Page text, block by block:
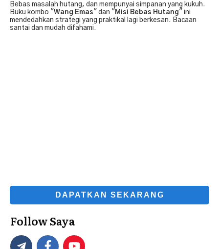
Bebas masalah hutang, dan mempunyai simpanan yang kukuh.
Buku kombo "Wang Emas" dan " Misi Bebas Hutang" ini
mendedahkan strategi yang praktikal lagi berkesan. Bacaan
santai dan mudah difahami.
DAPATKAN SEKARANG
Follow Saya